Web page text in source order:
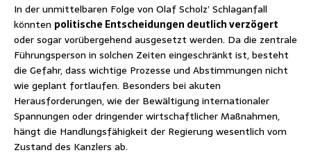
In der unmittelbaren Folge von Olaf Scholz’ Schlaganfall
könnten politische Entscheidungen deutlich verzögert
oder sogar vorübergehend ausgesetzt werden. Da die zentrale
Führungsperson in solchen Zeiten eingeschränkt ist, besteht
die Gefahr, dass wichtige Prozesse und Abstimmungen nicht
wie geplant fortlaufen. Besonders bei akuten
Herausforderungen, wie der Bewältigung internationaler
Spannungen oder dringender wirtschaftlicher Maßnahmen,
hängt die Handlungsfähigkeit der Regierung wesentlich vom
Zustand des Kanzlers ab.